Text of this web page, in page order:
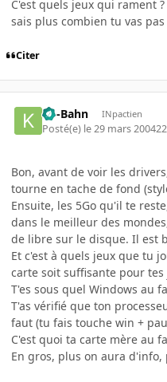
C'est quels jeux qui rament
sais plus combien tu vas
Citer
Ko-Bahn INpactien
Posté(e) le 29 mars 2004
Bon, avant de voir les
tourne en tache de fond
Ensuite, les 5Go qu'il te
dans le meilleur des
de libre sur le disque. Il est
Et c'est à quels jeux que tu
carte soit suffisante pour
T'es sous quel Windows au
T'as vérifié que ton
faut (tu fais touche win +
C'est quoi ta carte mère au
En gros, plus on aura